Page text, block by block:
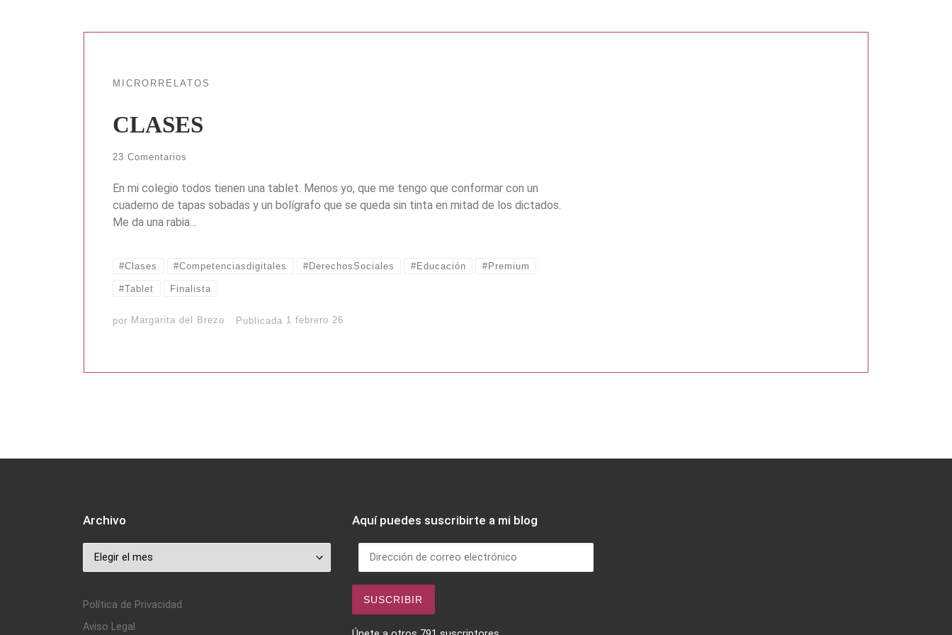
MICRORRELATOS
CLASES
23 Comentarios
En mi colegio todos tienen una tablet. Menos yo, que me tengo que conformar con un
cuaderno de tapas sobadas y un bolígrafo que se queda sin tinta en mitad de los dictados.
Me da una rabia…
#Clases #Competenciasdigitales #DerechosSociales #Educación #Premium
#Tablet Finalista
por Margarita del Brezo Publicada 1 febrero 26
Archivo
Archivo
Política de Privacidad
Aviso Legal
Aquí puedes suscribirte a mi blog
Dirección de correo electrónico
SUSCRIBIR